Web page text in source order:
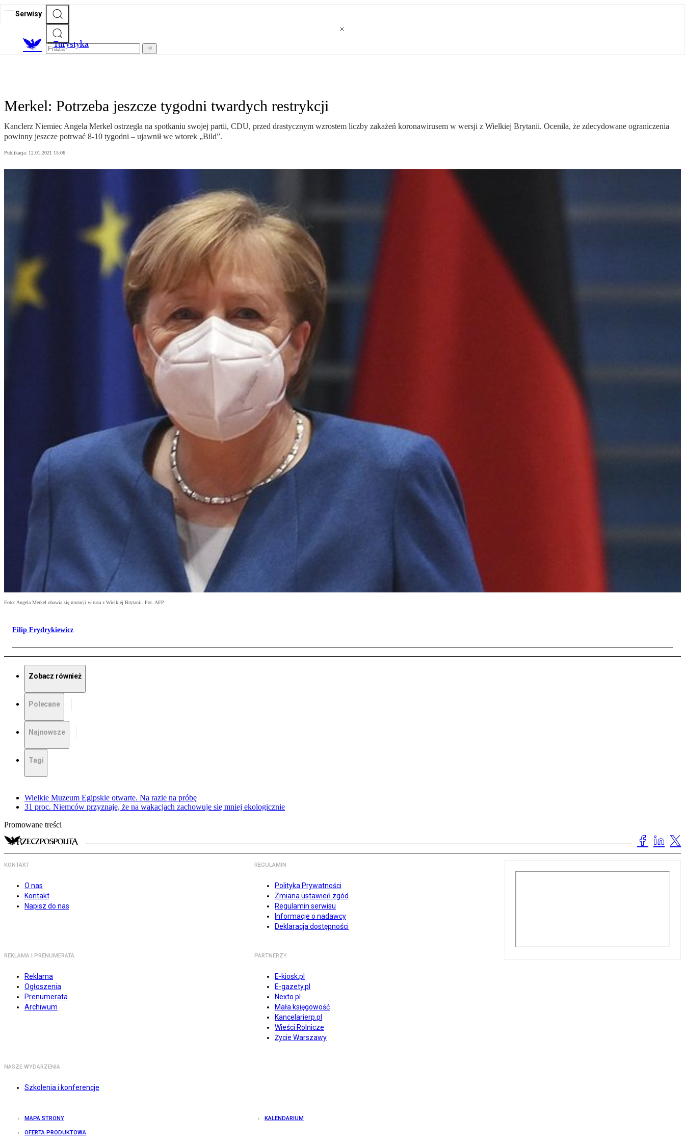
Serwisy
Turystyka
Merkel: Potrzeba jeszcze tygodni twardych restrykcji
Kanclerz Niemiec Angela Merkel ostrzegła na spotkaniu swojej partii, CDU, przed drastycznym wzrostem liczby zakażeń koronawirusem w wersji z Wielkiej Brytanii. Oceniła, że zdecydowane ograniczenia
powinny jeszcze potrwać 8-10 tygodni – ujawnił we wtorek „Bild”.
Publikacja: 12.01.2021 15:06
Foto: Angela Merkel obawia się mutacji wirusa z Wielkiej Brytanii. Fot. AFP
Filip Frydrykiewicz
Zobacz również
Polecane
Najnowsze
Tagi
Wielkie Muzeum Egipskie otwarte. Na razie na próbę
31 proc. Niemców przyznaje, że na wakacjach zachowuje się mniej ekologicznie
Promowane treści
KONTAKT
O nas
Kontakt
Napisz do nas
REGULAMIN
Polityka Prywatności
Zmiana ustawień zgód
Regulamin serwisu
Informacje o nadawcy
Deklaracja dostępności
REKLAMA I PRENUMERATA
Reklama
Ogłoszenia
Prenumerata
Archiwum
PARTNERZY
E-kiosk.pl
E-gazety.pl
Nexto.pl
Mała księgowość
Kancelarierp.pl
Wieści Rolnicze
Życie Warszawy
NASZE WYDARZENIA
Szkolenia i konferencje
MAPA STRONY KALENDARIUM
OFERTA PRODUKTOWA